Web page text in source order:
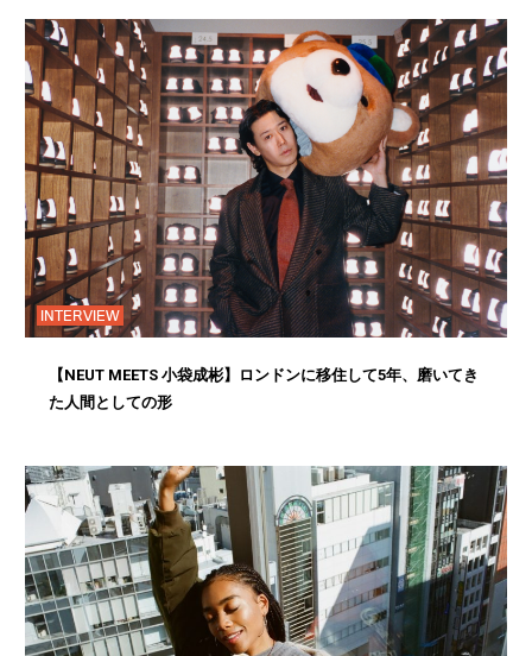
INTERVIEW
【NEUT MEETS 小袋成彬】ロンドンに移住して5年、磨いてき
た人間としての形